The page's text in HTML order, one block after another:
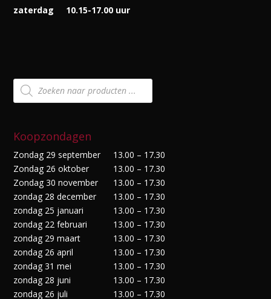
zaterdag
10.15-17.00 uur
Producten
zoeken
Koopzondagen
Zondag 29 september
13.00 – 17.30
Zondag 26 oktober
13.00 – 17.30
Zondag 30 november
13.00 – 17.30
zondag 28 december
13.00 – 17.30
zondag 25 januari
13.00 – 17.30
zondag 22 februari
13.00 – 17.30
zondag 29 maart
13.00 – 17.30
zondag 26 april
13.00 – 17.30
zondag 31 mei
13.00 – 17.30
zondag 28 juni
13.00 – 17.30
zondag 26 juli
13.00 – 17.30